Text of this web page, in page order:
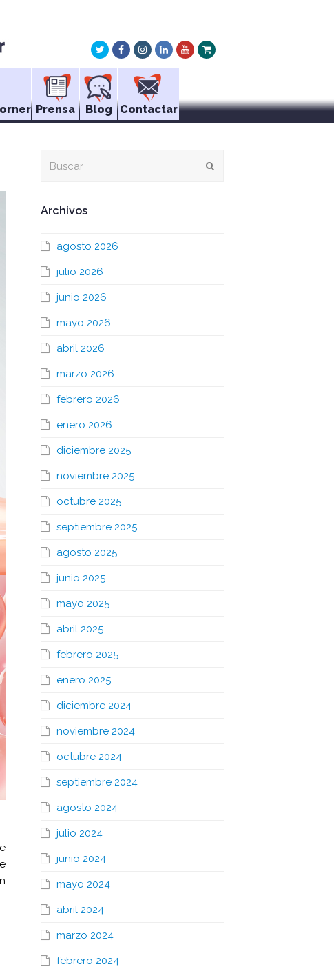
TwitterFacebookInstagram
LinkedInYoutube
Xing
Prensa Blog Contactar
Archivos
agosto 2026
julio 2026
junio 2026
mayo 2026
abril 2026
marzo 2026
febrero 2026
enero 2026
diciembre 2025
noviembre 2025
octubre 2025
septiembre 2025
agosto 2025
junio 2025
mayo 2025
abril 2025
febrero 2025
enero 2025
diciembre 2024
noviembre 2024
octubre 2024
septiembre 2024
agosto 2024
julio 2024
junio 2024
mayo 2024
abril 2024
marzo 2024
febrero 2024